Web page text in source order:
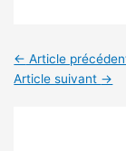
← Article
Article suivant →